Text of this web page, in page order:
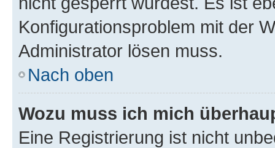
Konfigurationsproblem mit der
Administrator lösen muss.
Nach oben
Wozu muss ich mich
Eine Registrierung ist nicht